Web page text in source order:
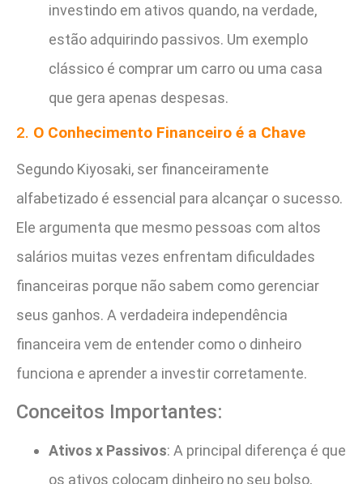
investindo em ativos quando, na verdade,
estão adquirindo passivos. Um exemplo
clássico é comprar um carro ou uma casa
que gera apenas despesas.
2. O Conhecimento Financeiro é a Chave
Segundo Kiyosaki, ser financeiramente
alfabetizado é essencial para alcançar o sucesso.
Ele argumenta que mesmo pessoas com altos
salários muitas vezes enfrentam dificuldades
financeiras porque não sabem como gerenciar
seus ganhos. A verdadeira independência
financeira vem de entender como o dinheiro
funciona e aprender a investir corretamente.
Conceitos Importantes:
Ativos x Passivos: A principal diferença é que
os ativos colocam dinheiro no seu bolso,